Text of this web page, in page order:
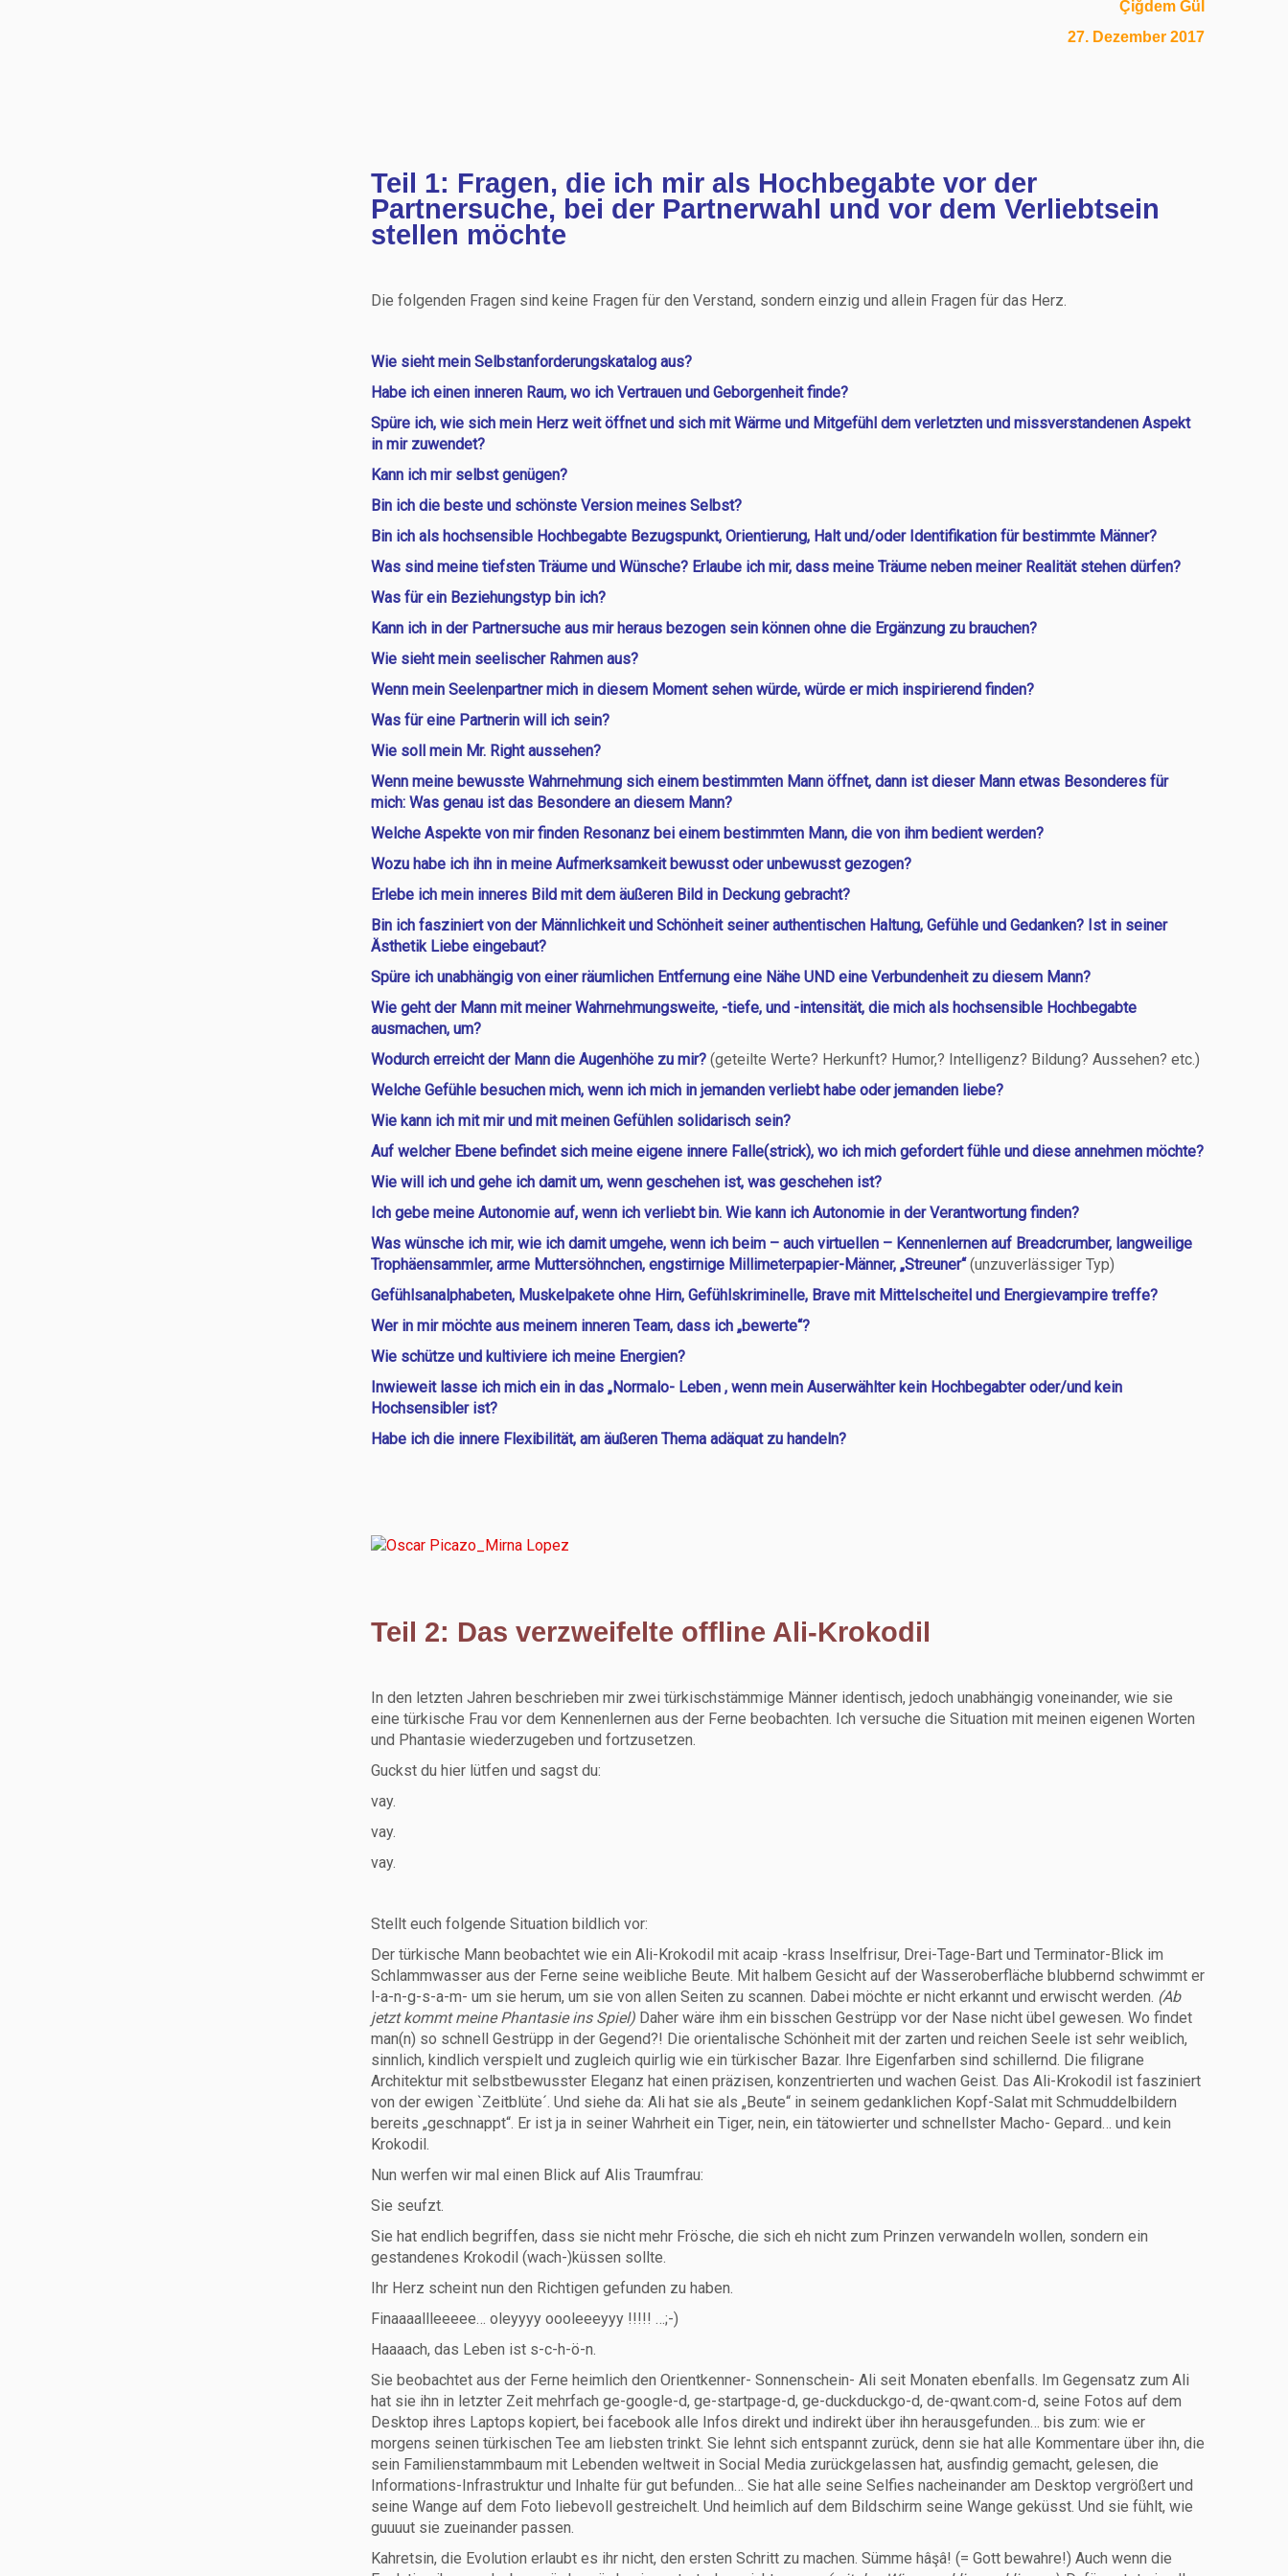
Çiğdem Gül
27. Dezember 2017
Teil 1: Fragen, die ich mir als Hochbegabte vor der
Partnersuche, bei der Partnerwahl und vor dem Verliebtsein
stellen möchte
Die folgenden Fragen sind keine Fragen für den Verstand, sondern einzig und allein Fragen für das Herz.
Wie sieht mein Selbstanforderungskatalog aus?
Habe ich einen inneren Raum, wo ich Vertrauen und Geborgenheit finde?
Spüre ich, wie sich mein Herz weit öffnet und sich mit Wärme und Mitgefühl dem verletzten und missverstandenen Aspekt
in mir zuwendet?
Kann ich mir selbst genügen?
Bin ich die beste und schönste Version meines Selbst?
Bin ich als hochsensible Hochbegabte Bezugspunkt, Orientierung, Halt und/oder Identifikation für bestimmte Männer?
Was sind meine tiefsten Träume und Wünsche? Erlaube ich mir, dass meine Träume neben meiner Realität stehen dürfen?
Was für ein Beziehungstyp bin ich?
Kann ich in der Partnersuche aus mir heraus bezogen sein können ohne die Ergänzung zu brauchen?
Wie sieht mein seelischer Rahmen aus?
Wenn mein Seelenpartner mich in diesem Moment sehen würde, würde er mich inspirierend finden?
Was für eine Partnerin will ich sein?
Wie soll mein Mr. Right aussehen?
Wenn meine bewusste Wahrnehmung sich einem bestimmten Mann öffnet, dann ist dieser Mann etwas Besonderes für
mich: Was genau ist das Besondere an diesem Mann?
Welche Aspekte von mir finden Resonanz bei einem bestimmten Mann, die von ihm bedient werden?
Wozu habe ich ihn in meine Aufmerksamkeit bewusst oder unbewusst gezogen?
Erlebe ich mein inneres Bild mit dem äußeren Bild in Deckung gebracht?
Bin ich fasziniert von der Männlichkeit und Schönheit seiner authentischen Haltung, Gefühle und Gedanken? Ist in seiner
Ästhetik Liebe eingebaut?
Spüre ich unabhängig von einer räumlichen Entfernung eine Nähe UND eine Verbundenheit zu diesem Mann?
Wie geht der Mann mit meiner Wahrnehmungsweite, -tiefe, und -intensität, die mich als hochsensible Hochbegabte
ausmachen, um?
Wodurch erreicht der Mann die Augenhöhe zu mir? (geteilte Werte? Herkunft? Humor,? Intelligenz? Bildung? Aussehen? etc.)
Welche Gefühle besuchen mich, wenn ich mich in jemanden verliebt habe oder jemanden liebe?
Wie kann ich mit mir und mit meinen Gefühlen solidarisch sein?
Auf welcher Ebene befindet sich meine eigene innere Falle(strick), wo ich mich gefordert fühle und diese annehmen möchte?
Wie will ich und gehe ich damit um, wenn geschehen ist, was geschehen ist?
Ich gebe meine Autonomie auf, wenn ich verliebt bin. Wie kann ich Autonomie in der Verantwortung finden?
Was wünsche ich mir, wie ich damit umgehe, wenn ich beim – auch virtuellen – Kennenlernen auf Breadcrumber, langweilige
Trophäensammler, arme Muttersöhnchen, engstirnige Millimeterpapier-Männer, „Streuner“ (unzuverlässiger Typ)
Gefühlsanalphabeten, Muskelpakete ohne Hirn, Gefühlskriminelle, Brave mit Mittelscheitel und Energievampire treffe?
Wer in mir möchte aus meinem inneren Team, dass ich „bewerte“?
Wie schütze und kultiviere ich meine Energien?
Inwieweit lasse ich mich ein in das „Normalo- Leben , wenn mein Auserwählter kein Hochbegabter oder/und kein
Hochsensibler ist?
Habe ich die innere Flexibilität, am äußeren Thema adäquat zu handeln?
Teil 2: Das verzweifelte offline Ali-Krokodil
In den letzten Jahren beschrieben mir zwei türkischstämmige Männer identisch, jedoch unabhängig voneinander, wie sie
eine türkische Frau vor dem Kennenlernen aus der Ferne beobachten. Ich versuche die Situation mit meinen eigenen Worten
und Phantasie wiederzugeben und fortzusetzen.
Guckst du hier lütfen und sagst du:
vay.
vay.
vay.
Stellt euch folgende Situation bildlich vor:
Der türkische Mann beobachtet wie ein Ali-Krokodil mit acaip -krass Inselfrisur, Drei-Tage-Bart und Terminator-Blick im
Schlammwasser aus der Ferne seine weibliche Beute. Mit halbem Gesicht auf der Wasseroberfläche blubbernd schwimmt er
l-a-n-g-s-a-m- um sie herum, um sie von allen Seiten zu scannen. Dabei möchte er nicht erkannt und erwischt werden. (Ab
jetzt kommt meine Phantasie ins Spiel) Daher wäre ihm ein bisschen Gestrüpp vor der Nase nicht übel gewesen. Wo findet
man(n) so schnell Gestrüpp in der Gegend?! Die orientalische Schönheit mit der zarten und reichen Seele ist sehr weiblich,
sinnlich, kindlich verspielt und zugleich quirlig wie ein türkischer Bazar. Ihre Eigenfarben sind schillernd. Die filigrane
Architektur mit selbstbewusster Eleganz hat einen präzisen, konzentrierten und wachen Geist. Das Ali-Krokodil ist fasziniert
von der ewigen `Zeitblüte´. Und siehe da: Ali hat sie als „Beute“ in seinem gedanklichen Kopf-Salat mit Schmuddelbildern
bereits „geschnappt“. Er ist ja in seiner Wahrheit ein Tiger, nein, ein tätowierter und schnellster Macho- Gepard… und kein
Krokodil.
Nun werfen wir mal einen Blick auf Alis Traumfrau:
Sie seufzt.
Sie hat endlich begriffen, dass sie nicht mehr Frösche, die sich eh nicht zum Prinzen verwandeln wollen, sondern ein
gestandenes Krokodil (wach-)küssen sollte.
Ihr Herz scheint nun den Richtigen gefunden zu haben.
Finaaaallleeeee… oleyyyy oooleeeyyy !!!!! …;-)
Haaaach, das Leben ist s-c-h-ö-n.
Sie beobachtet aus der Ferne heimlich den Orientkenner- Sonnenschein- Ali seit Monaten ebenfalls. Im Gegensatz zum Ali
hat sie ihn in letzter Zeit mehrfach ge-google-d, ge-startpage-d, ge-duckduckgo-d, de-qwant.com-d, seine Fotos auf dem
Desktop ihres Laptops kopiert, bei facebook alle Infos direkt und indirekt über ihn herausgefunden… bis zum: wie er
morgens seinen türkischen Tee am liebsten trinkt. Sie lehnt sich entspannt zurück, denn sie hat alle Kommentare über ihn, die
sein Familienstammbaum mit Lebenden weltweit in Social Media zurückgelassen hat, ausfindig gemacht, gelesen, die
Informations-Infrastruktur und Inhalte für gut befunden… Sie hat alle seine Selfies nacheinander am Desktop vergrößert und
seine Wange auf dem Foto liebevoll gestreichelt. Und heimlich auf dem Bildschirm seine Wange geküsst. Und sie fühlt, wie
guuuut sie zueinander passen.
Kahretsin, die Evolution erlaubt es ihr nicht, den ersten Schritt zu machen. Sümme hâşâ! (= Gott bewahre!) Auch wenn die